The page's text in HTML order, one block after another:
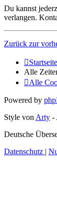
Du kannst
verlangen.
Zurück zur
Startseite
Alle
Alle
Powered by
Style von Arty -
Deutsche
Datenschutz |